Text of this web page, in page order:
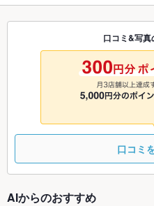
8/29 8/30 8/31
◎
9/7
◎
口コミ&写
口コミ
AIからのおすすめ